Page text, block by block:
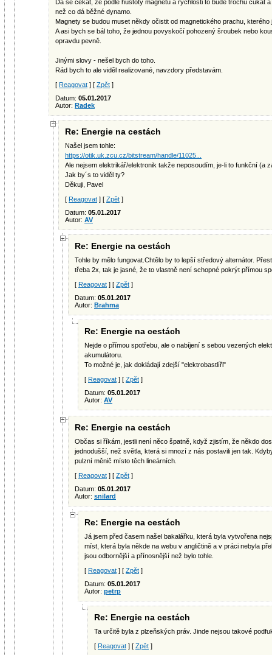
Dá se čekat, že podle hustoty magnetů a rychlosti to bude trochu cukat
než co dá běžné dynamo.
Magnety se budou muset někdy očistit od magnetického prachu,
A asi bych se bál toho, že jednou povyskočí pohozený šroubek nebo
opravdu pevně.
Jinými slovy - nešel bych do toho.
Rád bych to ale viděl realizované, navzdory představám.
[ Reagovat ] [ Zpět ]
Datum: 05.01.2017
Autor: Radek
Re: Energie na cestách
Našel jsem tohle:
https://otik.uk.zcu.cz/bitstream/handle/11025...
Ale nejsem elektrikář/elektronik takže neposoudím, je-li to funkční (a
Jak by´s to viděl ty?
Děkuji, Pavel
[ Reagovat ] [ Zpět ]
Datum: 05.01.2017
Autor: AV
Re: Energie na cestách
Tohle by mělo fungovat.Chtělo by to lepší středový alternátor.
třeba 2x, tak je jasné, že to vlastně není schopné pokrýt přímou
[ Reagovat ] [ Zpět ]
Datum: 05.01.2017
Autor: Brahma
Re: Energie na cestách
Nejde o přímou spotřebu, ale o nabíjení s sebou vezených
akumulátoru.
To možné je, jak dokládají zdejší "elektrobastlíři"
[ Reagovat ] [ Zpět ]
Datum: 05.01.2017
Autor: AV
Re: Energie na cestách
Občas si říkám, jestli není něco špatně, když zjistím, že někdo
jednodušší, než světla, která si mnozí z nás postavili jen tak.
pulzní měnič místo těch lineárních.
[ Reagovat ] [ Zpět ]
Datum: 05.01.2017
Autor: snilard
Re: Energie na cestách
Já jsem před časem našel bakalářku, která byla vytvořena
míst, která byla někde na webu v angličtině a v práci nebyla
jsou odbornější a přínosnější než bylo tohle.
[ Reagovat ] [ Zpět ]
Datum: 05.01.2017
Autor: petrp
Re: Energie na cestách
Ta určitě byla z plzeňských práv. Jinde nejsou takové
[ Reagovat ] [ Zpět ]